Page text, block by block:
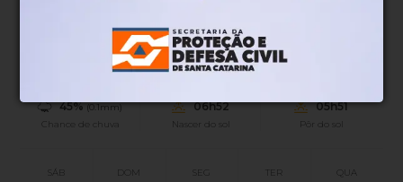
0.89km/h
Vento
45%(0.1mm)
Chance de chuva
06h52
Nascer do sol
05h51
Pôr do sol
SÁB DOM SEG TER QUA